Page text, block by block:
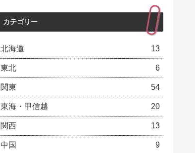
カテゴリー
北海道 13
東北 6
関東 54
東海・甲信越 20
関西 13
中国 9